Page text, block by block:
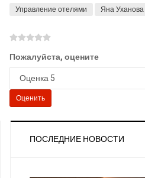
Управление отелями
Яна Уханова
Пожалуйста, оцените
ПОСЛЕДНИЕ НОВОСТИ